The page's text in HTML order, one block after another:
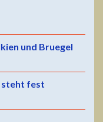
und Bruegel
steht fest